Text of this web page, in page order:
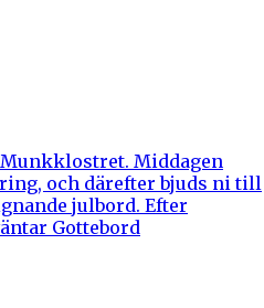
Middagen
och därefter bjuds ni till
julbord. Efter
Gottebord